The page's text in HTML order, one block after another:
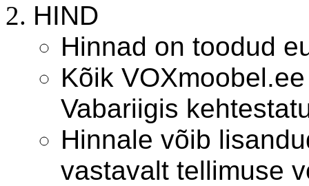
HIND
Hinnad on toodud
Kõik
Vabariigis
Hinnale võib
vastavalt tellimuse